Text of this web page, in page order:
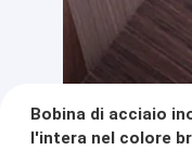
Bobina di acciaio
l'intera nel colore